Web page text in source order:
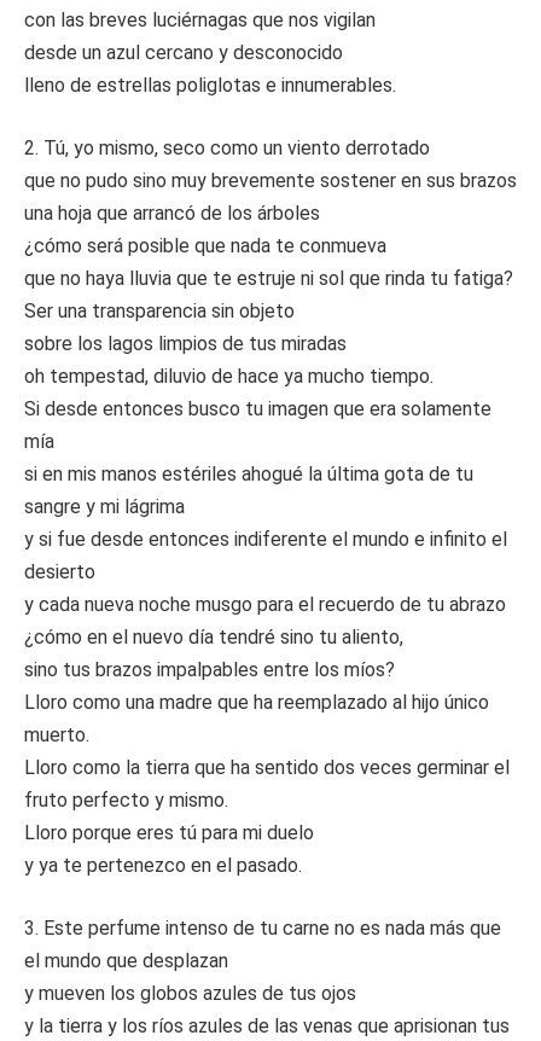
con las breves luciérnagas que nos vigilan
desde un azul cercano y desconocido
lleno de estrellas poliglotas e innumerables.
2. Tú, yo mismo, seco como un viento derrotado
que no pudo sino muy brevemente sostener en sus brazos
una hoja que arrancó de los árboles
¿cómo será posible que nada te conmueva
que no haya lluvia que te estruje ni sol que rinda tu fatiga?
Ser una transparencia sin objeto
sobre los lagos limpios de tus miradas
oh tempestad, diluvio de hace ya mucho tiempo.
Si desde entonces busco tu imagen que era solamente
mía
si en mis manos estériles ahogué la última gota de tu
sangre y mi lágrima
y si fue desde entonces indiferente el mundo e infinito el
desierto
y cada nueva noche musgo para el recuerdo de tu abrazo
¿cómo en el nuevo día tendré sino tu aliento,
sino tus brazos impalpables entre los míos?
Lloro como una madre que ha reemplazado al hijo único
muerto.
Lloro como la tierra que ha sentido dos veces germinar el
fruto perfecto y mismo.
Lloro porque eres tú para mi duelo
y ya te pertenezco en el pasado.
3. Este perfume intenso de tu carne no es nada más que
el mundo que desplazan
y mueven los globos azules de tus ojos
y la tierra y los ríos azules de las venas que aprisionan tus